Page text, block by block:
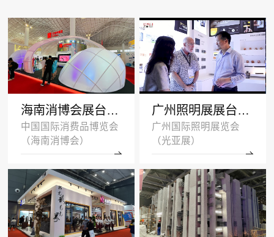
海南消博会展台设计搭建案例-王府井集团-深圳展示设计公司
中国国际消费品博览会
（海南消博会）
广州照明展展台设计搭建案例 -沐光无主灯
广州国际照明展览会
（光亚展）